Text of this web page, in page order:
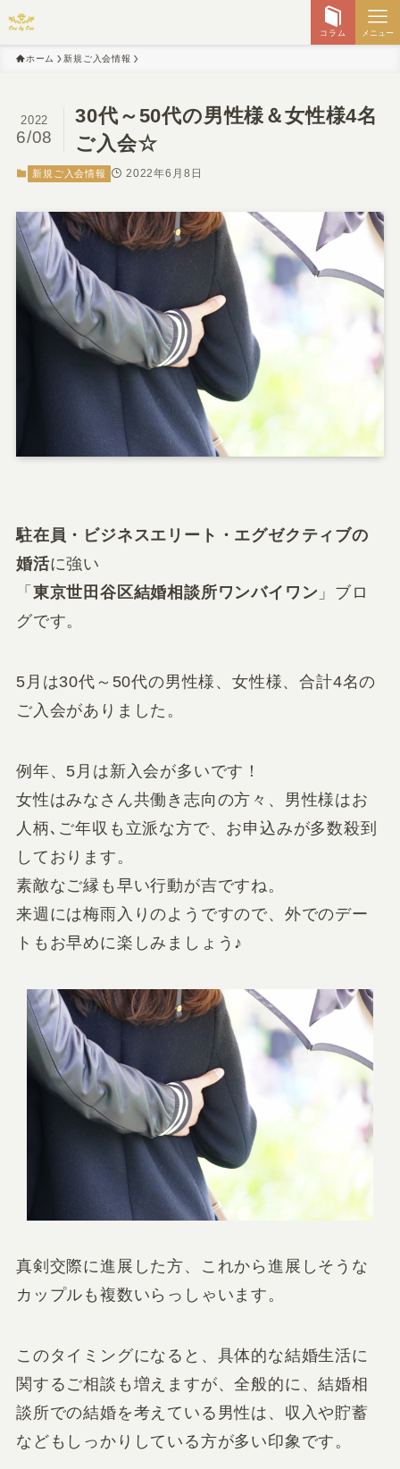
コラム メニュー
ホーム 新規ご入会情報
30代～50代の男性様＆女性様4名
ご入会☆
2022
6/08
新規ご入会情報 2022年6月8日
駐在員・ビジネスエリート・エグゼクティブの
婚活に強い
「 東京世田谷区結婚相談所ワンバイワン 」ブロ
グです。
5月は30代～50代の男性様、女性様、合計4名の
ご入会がありました。
例年、5月は新入会が多いです！
女性はみなさん共働き志向の方々、男性様はお
人柄､ご年収も立派な方で、お申込みが多数殺到
しております。
素敵なご縁も早い行動が吉ですね。
来週には梅雨入りのようですので、外でのデー
トもお早めに楽しみましょう♪
真剣交際に進展した方、これから進展しそうな
カップルも複数いらっしゃいます。
このタイミングになると、具体的な結婚生活に
関するご相談も増えますが、全般的に、結婚相
談所での結婚を考えている男性は、収入や貯蓄
などもしっかりしている方が多い印象です。